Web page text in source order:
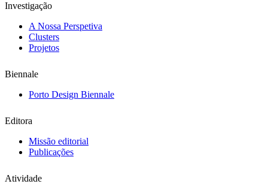
Investigação
A Nossa Perspetiva
Clusters
Projetos
Biennale
Porto Design Biennale
Editora
Missão editorial
Publicações
Atividade